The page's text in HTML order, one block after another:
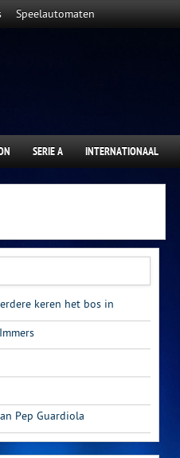
Speelautomaten
SERIE A INTERNATIONAAL
keren het bos in
Pep Guardiola